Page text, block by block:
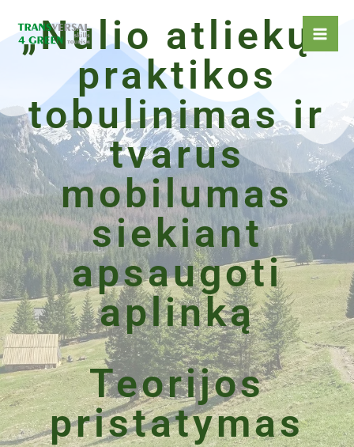
prie
turinio„Nulio atliekų“
praktikos
tobulinimas ir
tvarus
mobilumas
siekiant
apsaugoti
aplinką
Teorijos
pristatymas